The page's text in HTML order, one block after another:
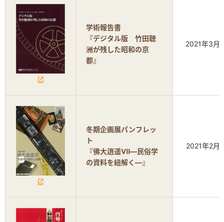
学術報告書
『デジタル版 竹田聴
洲が残した昭和の京
都』
2021年3月
冬期企画展パンフレッ
ト
『佛大逍遥Ⅶ―民俗学
の資料を紐解く―』
2021年2月